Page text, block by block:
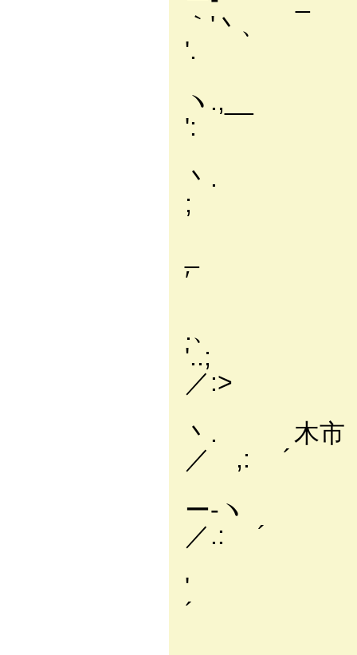
'.
ヽ
':
;
′ }
.
／:>
丶. 木
／ ,: ´
／.:
'
´